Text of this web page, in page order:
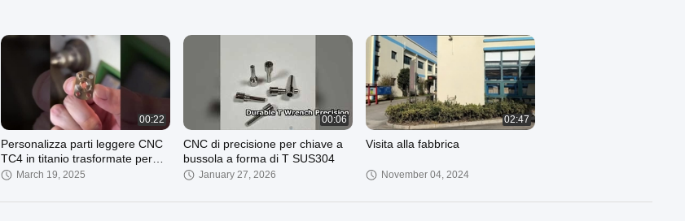
Welcome to visit our official website :https://www.oemhardwareparts.com
00:22
Personalizza parti leggere CNC
TC4 in titanio trasformate per
controllore Bluetooth
March 19, 2025
00:06
CNC di precisione per chiave a
bussola a forma di T SUS304
January 27, 2026
02:47
Visita alla fabbrica
November 04, 2024